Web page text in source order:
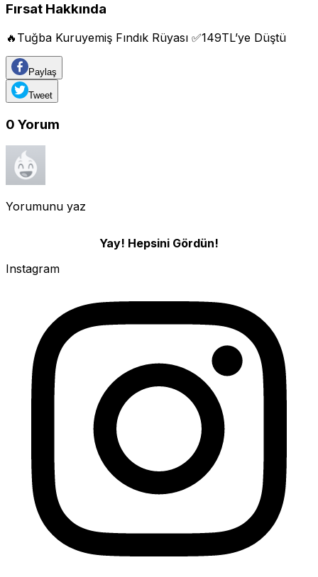
Fırsat Hakkında
🔥Tuğba Kuruyemiş Fındık Rüyası ✅149TL’ye Düştü
Paylaş
Tweet
0 Yorum
Yorumunu yaz
Yay! Hepsini Gördün!
Instagram